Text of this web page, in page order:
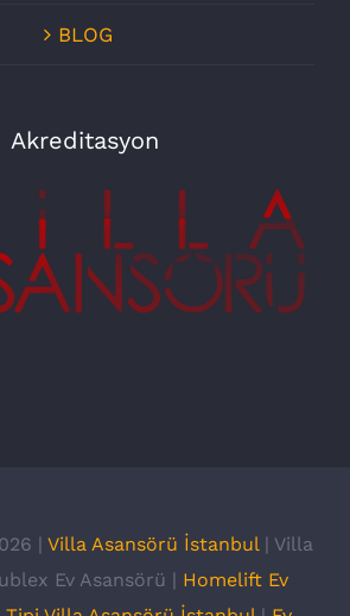
BLOG
Akreditasyon
| Villa Asansörü İstanbul | Villa
Ev Asansörü | Homelift Ev